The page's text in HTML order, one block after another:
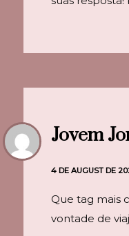
Jovem
4 DE AUGUST DE
Que tag mais
vontade de